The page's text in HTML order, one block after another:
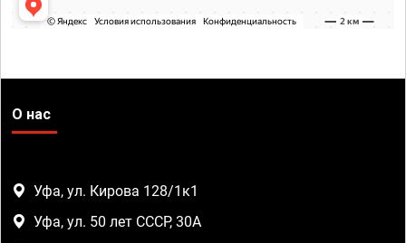
О нас
Уфа, ул. Кирова 128/1к1
Уфа, ул. 50 лет СССР, 30А